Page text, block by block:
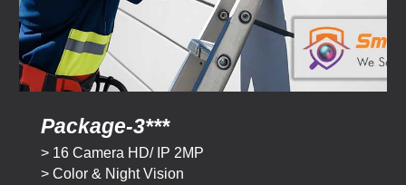
Package-3***
> 16 Camera HD/ IP 2MP
> Color & Night Vision